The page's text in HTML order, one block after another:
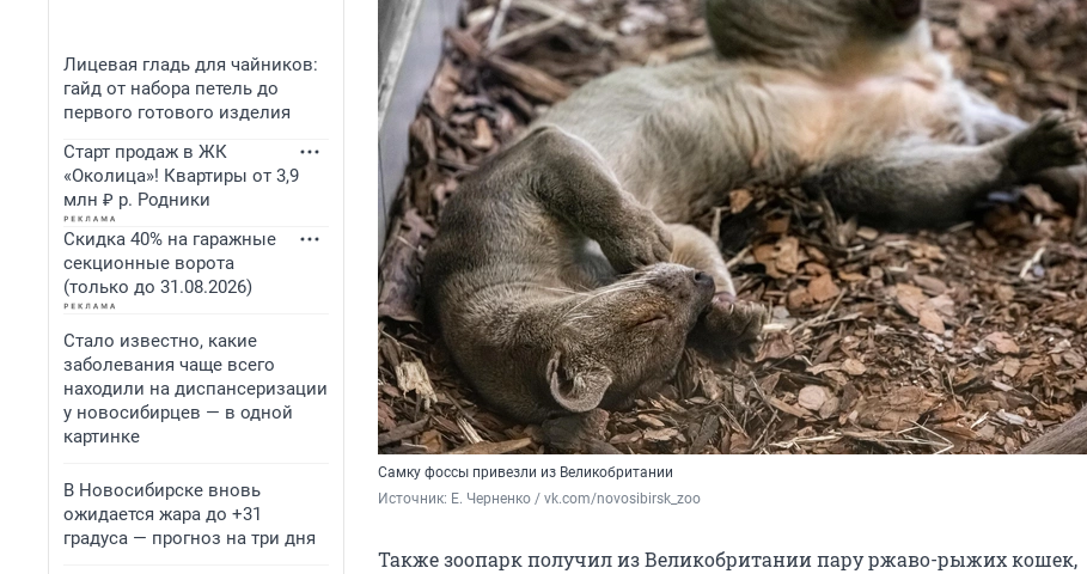
Лицевая гладь для чайников:
гайд от набора петель до
первого готового изделия
Старт продаж в ЖК
«Околица»! Квартиры от 3,9
млн ₽ р. Родники
Скидка 40% на гаражные
секционные ворота
(только до 31.08.2026)
Стало известно, какие
заболевания чаще всего
находили на диспансеризации
у новосибирцев — в одной
картинке
В Новосибирске вновь
ожидается жара до +31
градуса — прогноз на три дня
Самку фоссы привезли из Великобритании
Источник: Е. Черненко / vk.com/novosibirsk_zoo
Также зоопарк получил из Великобритании пару ржаво-рыжих кошек,